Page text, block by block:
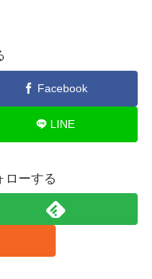
Facebook
LINE
ローする